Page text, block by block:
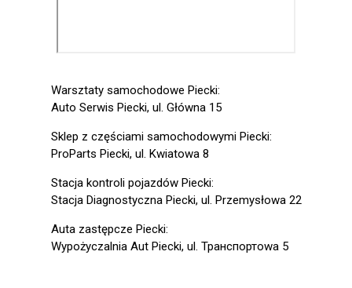
Warsztaty samochodowe Piecki:
Auto Serwis Piecki, ul. Główna 15
Sklep z częściami samochodowymi Piecki:
ProParts Piecki, ul. Kwiatowa 8
Stacja kontroli pojazdów Piecki:
Stacja Diagnostyczna Piecki, ul. Przemysłowa 22
Auta zastępcze Piecki:
Wypożyczalnia Aut Piecki, ul. Транспортowa 5